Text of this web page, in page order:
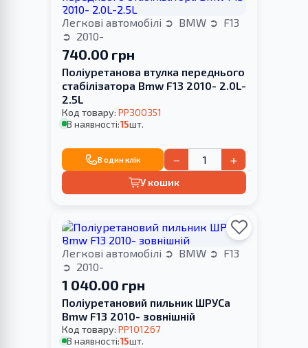
Легкові автомобілі BMW
F13
2010-
740.00 грн
Поліуретанова втулка переднього
стабілізатора Bmw F13 2010- 2.0L-
2.5L
Код товару: PP300351
В наявності:15шт.
В один клік − +
У кошик
Легкові автомобілі BMW
F13
2010-
1 040.00 грн
Поліуретановий пильник ШРУСа
Bmw F13 2010- зовнішній
Код товару: PP101267
В наявності:15шт.